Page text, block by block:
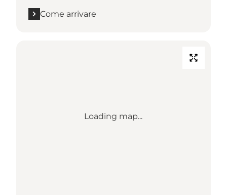
Come arrivare
Loading map...